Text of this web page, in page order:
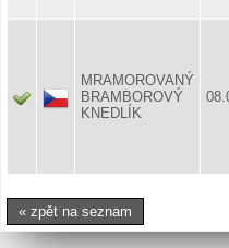
MRAMOROVANÝ
BRAMBOROVÝ
KNEDLÍK
« zpět na seznam